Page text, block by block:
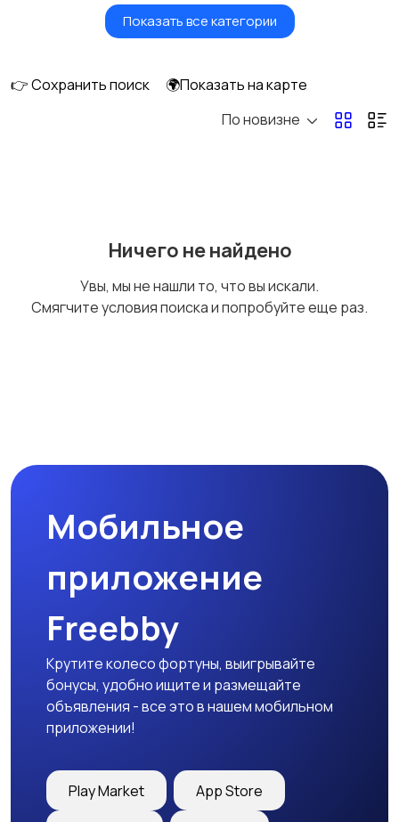
Будущим мамам Верхняя одежда
Домашняя одежда
Трикотаж Спортивная одежда
Футболки и топы
одежда
Показать все категории
👉 Сохранить поиск
🌍Показать на карте
По новизне
Ничего не найдено
Увы, мы не нашли то, что вы искали.
Смягчите условия поиска и попробуйте еще раз.
Мобильное
приложение
Freebby
Крутите колесо фортуны, выигрывайте
бонусы, удобно ищите и размещайте
объявления - все это в нашем мобильном
приложении!
Play Market App Store